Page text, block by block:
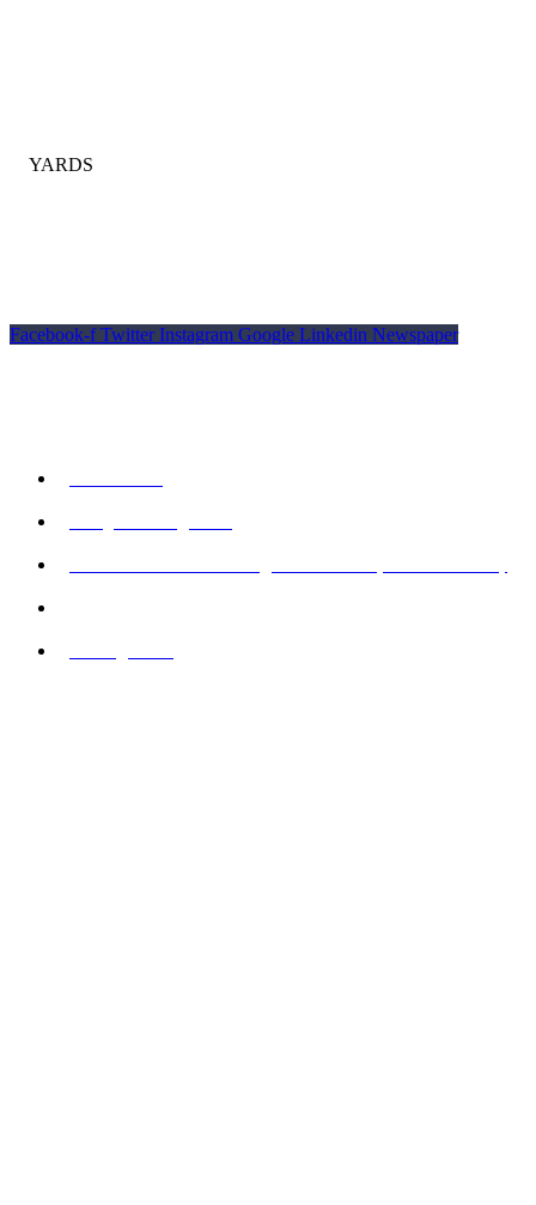
Facebook-f Twitter Instagram Google Linkedin Newspaper